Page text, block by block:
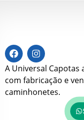
A Universal Capotas
com fabricação e
caminhonetes.